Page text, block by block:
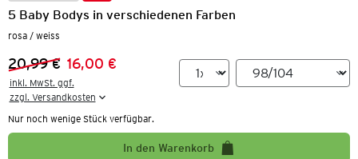
5 Baby Bodys in verschiedenen Farben
rosa / weiss
Vorheriger Preis:
20,99 €
Neuer Preis:16,00 €
inkl. MwSt. ggf.
zzgl. Versandkosten
Nur noch wenige Stück verfügbar.
In den Warenkorb